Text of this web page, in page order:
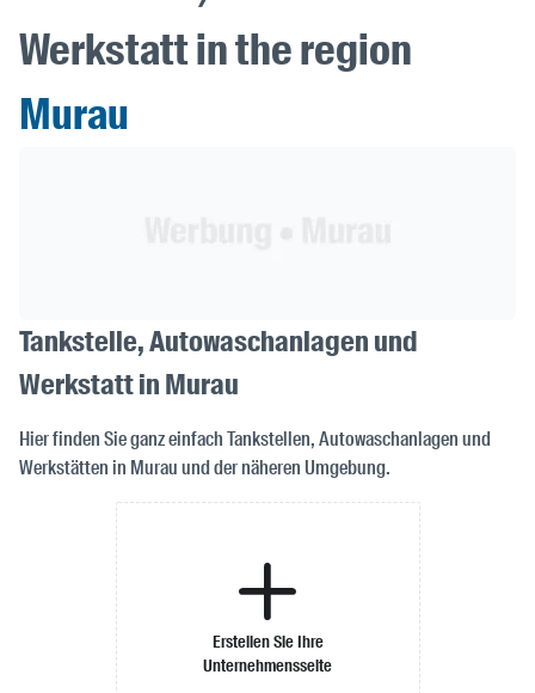
Werkstatt in the region
Murau
Tankstelle, Autowaschanlagen und
Werkstatt in Murau
Hier finden Sie ganz einfach Tankstellen, Autowaschanlagen und
Werkstätten in Murau und der näheren Umgebung.
Erstellen Sie Ihre
Unternehmensseite